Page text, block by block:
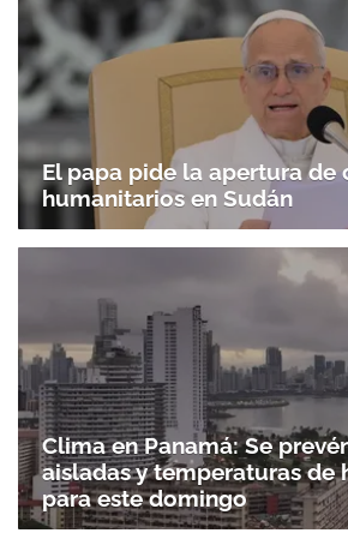
El papa pide la apertura de
humanitarios en Sudán
Clima en Panamá: Se
aisladas y temperaturas de
para este domingo